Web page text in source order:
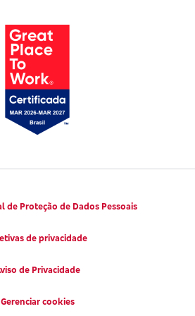
de Proteção de Dados Pessoais
de privacidade
de Privacidade
Gerenciar cookies